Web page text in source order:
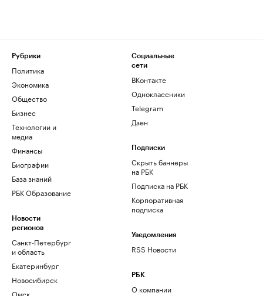
Рубрики
Политика
Экономика
Общество
Бизнес
Технологии и
медиа
Финансы
Биографии
База знаний
РБК Образование
Новости
регионов
Санкт-Петербург
и область
Екатеринбург
Новосибирск
Омск
Социальные
сети
ВКонтакте
Одноклассники
Telegram
Дзен
Подписки
Скрыть баннеры
на РБК
Подписка на РБК
Корпоративная
подписка
Уведомления
RSS Новости
РБК
О компании